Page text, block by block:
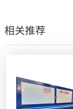
相关推荐